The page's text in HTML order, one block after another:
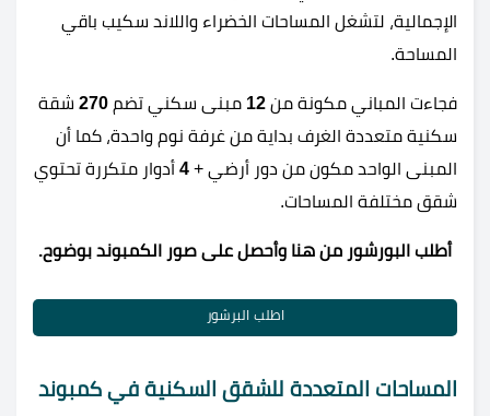
الإجمالية، لتشغل المساحات الخضراء واللاند سكيب باقي
المساحة.
فجاءت المباني مكونة من 12 مبنى سكني تضم 270 شقة
سكنية متعددة الغرف بداية من غرفة نوم واحدة، كما أن
المبنى الواحد مكون من دور أرضي + 4 أدوار متكررة تحتوي
شقق مختلفة المساحات.
أطلب البورشور من هنا وأحصل على صور الكمبوند بوضوح.
اطلب البرشور
المساحات المتعددة للشقق السكنية في كمبوند